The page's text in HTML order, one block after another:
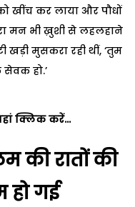
खींच कर लाया और पौधों
मन भी ख़ुशी से लहलहाने
खड़ी मुसकरा रही थीं, ‘तुम
हो.’
क्लिक करें…
की रातों की
हो गई